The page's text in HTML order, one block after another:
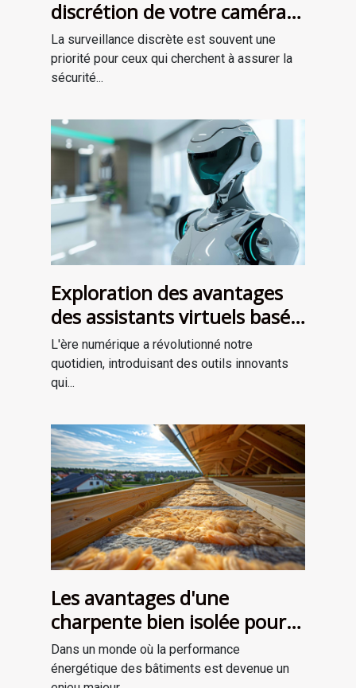
discrétion de votre caméra
espion
La surveillance discrète est souvent une
priorité pour ceux qui cherchent à assurer la
sécurité...
Exploration des avantages
des assistants virtuels basés
sur l'IA
L'ère numérique a révolutionné notre
quotidien, introduisant des outils innovants
qui...
Les avantages d'une
charpente bien isolée pour
l'efficacité énergétique
Dans un monde où la performance
énergétique des bâtiments est devenue un